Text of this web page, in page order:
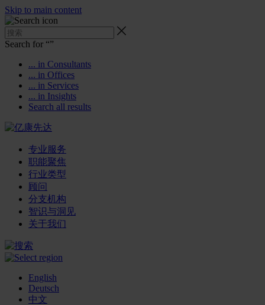
Skip to main content
Search for “”
... in Consultants
... in Offices
... in Services
... in Insights
Search all results
专业服务
职能聚焦
行业类型
顾问
分支机构
智识与洞见
关于我们
English
Deutsch
中文